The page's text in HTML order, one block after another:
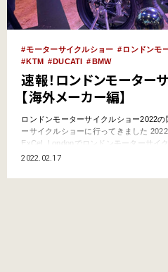
モーターサイクルショー ロンドンモ
KTM
DUCATI BMW
速報！ロンドンモーター
【海外メーカー編】
ロンドンモーターサイクルショー2022
ーサイクルショーに行ってきました
ExCeL Londonでロンドンモーターサイ
は私が気になった海外メーカーの車両
2022.02.17